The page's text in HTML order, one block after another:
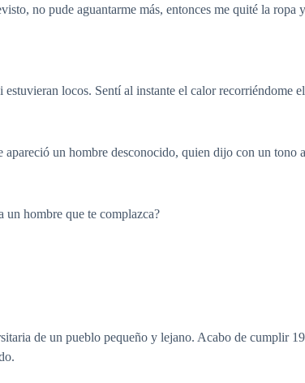
no pude aguantarme más, entonces me quité la
estuvieran locos. Sentí al instante el calor recorriéndome
apareció un hombre desconocido, quien dijo con un tono
hombre que te complazca?
de un pueblo pequeño y lejano. Acabo de cumplir